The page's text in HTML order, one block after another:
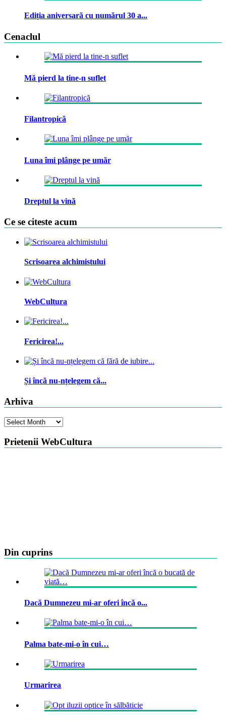
Ediția aniversară cu numărul 30 a...
Cenaclul
Mă pierd la tine-n suflet
Filantropică
Luna îmi plânge pe umăr
Dreptul la vină
Ce se citeste acum
Scrisoarea alchimistului
WebCultura
Fericirea!...
Și încă nu-nțelegem că...
Arhiva
Arhiva
Prietenii WebCultura
Din cuprins
Dacă Dumnezeu mi-ar oferi încă o...
Palma bate-mi-o în cui…
Urmarirea